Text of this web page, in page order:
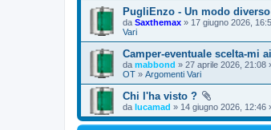
PugliEnzo - Un modo
da Saxthemax » 17 giugno 2026,
Vari
Camper-eventuale scelta-mi
da mabbond » 27 aprile 2026, 21:08
OT » Argomenti Vari
Chi l'ha visto ?
da lucamad » 14 giugno 2026, 12:46